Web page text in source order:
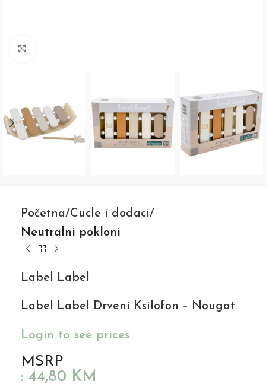
Početna Cucle i dodaci
Neutralni pokloni
Label Label
Label Label Drveni Ksilofon – Nougat
Login to see prices
MSRP
: 44,80 KM